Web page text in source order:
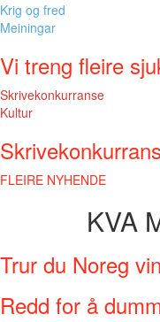
Krig og fred
Meiningar
Vi treng fleire
Skrivekonkurranse
Kultur
FLEIRE NYHENDE
KVA
Trur du Noreg
Redd for å